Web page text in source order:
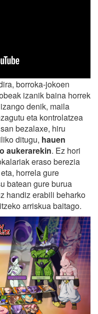
borroka-jokoen
izanik baina horrek
denik, maila
eta kontrolatzea
bezalaxe, hiru
ditugu, hauen
aukerarekin. Ez hori
eraso berezia
horrela gure
batean gure burua
handiz erabili beharko
arriskua baitago.